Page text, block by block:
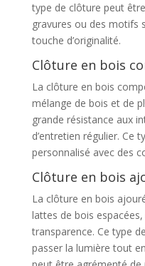
type de clôture peut
gravures ou des motifs
touche d’originalité.
Clôture en bois
La clôture en bois
mélange de bois et de
grande résistance aux
d’entretien régulier. Ce
personnalisé avec des
Clôture en bois
La clôture en bois
lattes de bois
transparence. Ce type
passer la lumière tout